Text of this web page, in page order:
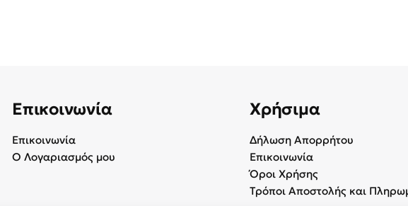
Επικοινωνία
Επικοινωνία
Ο Λογαριασμός μου
Χρήσιμα
Δήλωση Απορρήτου
Επικοινωνία
Όροι Χρήσης
Τρόποι Αποστολής και